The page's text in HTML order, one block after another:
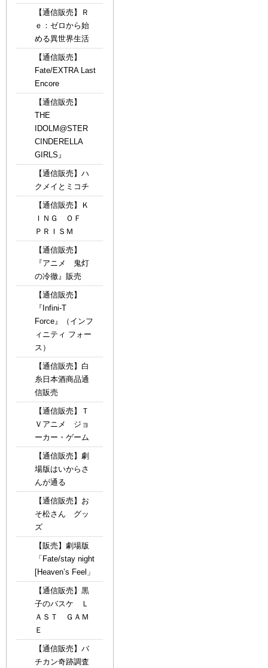
【通信販売】Ｒ
ｅ：ゼロから始
める異世界生活
【通信販売】
Fate/EXTRA Last
Encore
【通信販売】
THE
IDOLM@STER
CINDERELLA
GIRLS』
【通信販売】ハ
クメイとミコチ
【通信販売】Ｋ
ＩＮＧ ＯＦ
ＰＲＩＳＭ
【通信販売】
『アニメ 鬼灯
の冷徹』販売
【通信販売】
『Infini-T
Force』（インフ
ィニティ フォー
ス）
【通信販売】白
糸日本酒商品通
信販売
【通信販売】Ｔ
Ｖアニメ ジョ
ーカー・ゲーム
【通信販売】劇
場版はいからさ
んが通る
【通信販売】お
そ松さん グッ
ズ
【販売】劇場版
「Fate/stay night
[Heaven’s Feel」
【通信販売】黒
子のバスケ Ｌ
ＡＳＴ ＧＡＭ
Ｅ
【通信販売】バ
チカン奇跡調査